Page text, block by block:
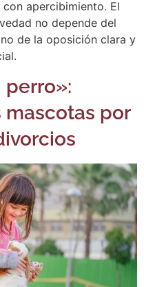
apercibimiento. El
no depende del
de la oposición clara y
perro»:
por